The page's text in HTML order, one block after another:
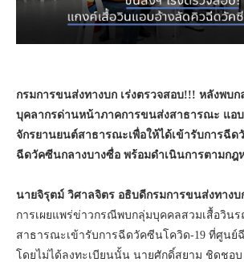
กรมการขนส่งทางบก เร่งตรวจสอบ!!! หลังพบ
บุคลากรด่านหน้าภาคการขนส่งสาธารณะ แอบ
จักรยานยนต์สาธารณะเพื่อให้ได้เข้ารับการฉีด
ฉีดวัคซีนกลางบางซื่อ พร้อมดำเนินการตามกฎ
นายจิรุตม์ วิศาลจิตร อธิบดีกรมการขนส่งทางบ
การเผยแพร่ข่าวกรณีพบกลุ่มบุคคลสวมเสื้อวินร
สาธารณะเข้ารับการฉีดวัคซีนโควิด-19 ที่ศูนย์
โดยไม่ได้ลงทะเบียนนั้น นายศักดิ์สยาม ชิดชอ